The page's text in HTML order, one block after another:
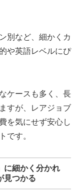
別など、細かくカ
や英語レベルにぴ
ケースも多く、長
すが、レアジョブ
を気にせず安心し
です。
に細かく分かれ
見つかる